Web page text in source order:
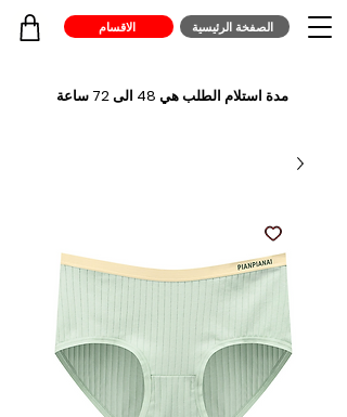
الصفخة الرئيسية الاقسام
مدة استلام الطلب هي 48 الى 72 ساعة